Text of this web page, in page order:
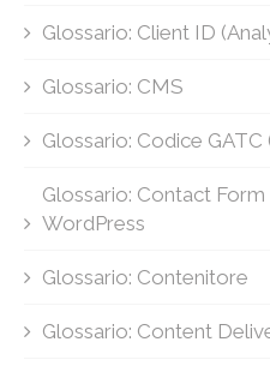
Glossario: Client ID
Glossario: CMS
Glossario: Codice
Glossario: Contact Form
WordPress
Glossario: Contenitore
Glossario: Content